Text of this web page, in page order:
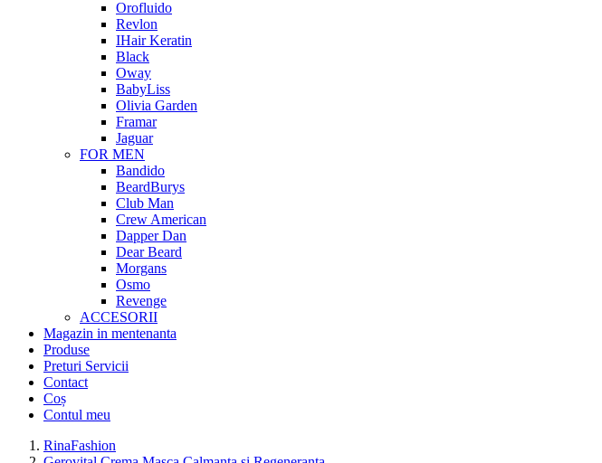
Orofluido
Revlon
IHair Keratin
Black
Oway
BabyLiss
Olivia Garden
Framar
Jaguar
FOR MEN
Bandido
BeardBurys
Club Man
Crew American
Dapper Dan
Dear Beard
Morgans
Osmo
Revenge
ACCESORII
Magazin in mentenanta
Produse
Preturi Servicii
Contact
Coș
Contul meu
RinaFashion